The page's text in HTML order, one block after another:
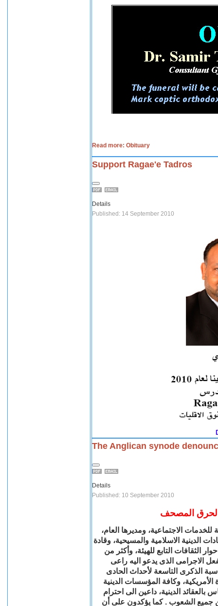
Read more: Obituary
Support Ragae'e Tadros
Details
Published: 14 September 2010
The Anglican synode
Details
Published: 10 September 2010
لحرق المصحف
الاجتماعية، ومديرها العام،
الدينية الاسلامية والمسيحية، وقادة
الثقافات التابع للهيئة، وأكثر من
الاجرامى الذى يدعو اليه راعى
الذكرى التاسعة لأحداث الحادى
وكافة المؤسسات الدينية
الدينية، داعين الى احترام
جميع الشعوب . كما يؤكدون على أن